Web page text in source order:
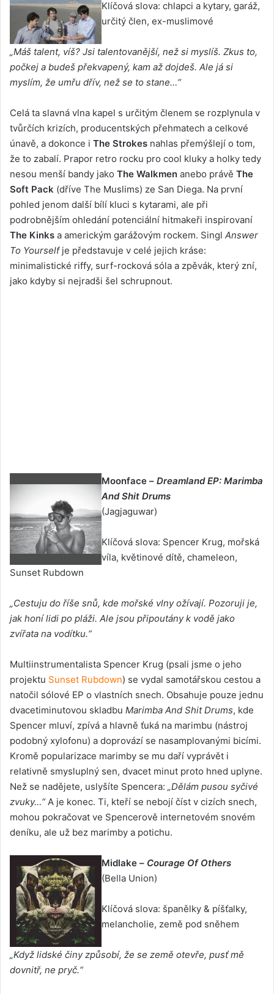
Klíčová slova: chlapci a kytary, garáž,
určitý člen, ex-muslimové
„Máš talent, víš? Jsi talentovanější, než si myslíš. Zkus to,
počkej a budeš překvapený, kam až dojdeš. Ale já si
myslím, že umřu dřív, než se to stane…“
Celá ta slavná vlna kapel s určitým členem se rozplynula v
tvůrčích krizích, producentských přehmatech a celkové
únavě, a dokonce i The Strokes nahlas přemýšlejí o tom,
že to zabalí. Prapor retro rocku pro cool kluky a holky tedy
nesou menší bandy jako The Walkmen anebo právě The
Soft Pack (dříve The Muslims) ze San Diega. Na první
pohled jenom další bílí kluci s kytarami, ale při
podrobnějším ohledání potenciální hitmakeři inspirovaní
The Kinks a americkým garážovým rockem. Singl Answer
To Yourselfje představuje v celé jejich kráse:
minimalistické riffy, surf-rocková sóla a zpěvák, který zní,
jako kdyby si nejradši šel schrupnout.
Moonface – Dreamland EP: Marimba
And Shit Drums
(Jagjaguwar)
Klíčová slova: Spencer Krug, mořská
víla, květinové dítě, chameleon,
Sunset Rubdown
„Cestuju do říše snů, kde mořské vlny ožívají. Pozoruji je,
jak honí lidi po pláži. Ale jsou připoutány k vodě jako
zvířata na vodítku.“
Multiinstrumentalista Spencer Krug (psali jsme o jeho
projektu Sunset Rubdown) se vydal samotářskou cestou a
natočil sólové EP o vlastních snech. Obsahuje pouze jednu
dvacetiminutovou skladbu Marimba And Shit Drums, kde
Spencer mluví, zpívá a hlavně ťuká na marimbu (nástroj
podobný xylofonu) a doprovází se nasamplovanými bicími.
Kromě popularizace marimby se mu daří vyprávět i
relativně smysluplný sen, dvacet minut proto hned uplyne.
Než se nadějete, uslyšíte Spencera: „Dělám pusou syčivé
zvuky…“A je konec. Ti, kteří se nebojí číst v cizích snech,
mohou pokračovat ve Spencerově internetovém snovém
deníku, ale už bez marimby a potichu.
Midlake – Courage Of Others
(Bella Union)
Klíčová slova: španělky & píšťalky,
melancholie, země pod sněhem
„Když lidské činy způsobí, že se země otevře, pusť mě
dovnitř, ne pryč.“